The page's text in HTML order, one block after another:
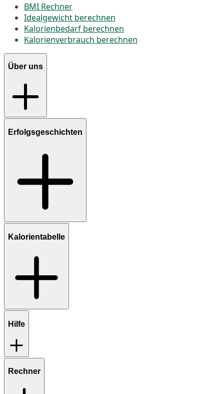
BMI Rechner
Idealgewicht berechnen
Kalorienbedarf berechnen
Kalorienverbrauch berechnen
Über uns
Erfolgsgeschichten
Kalorientabelle
Hilfe
Rechner